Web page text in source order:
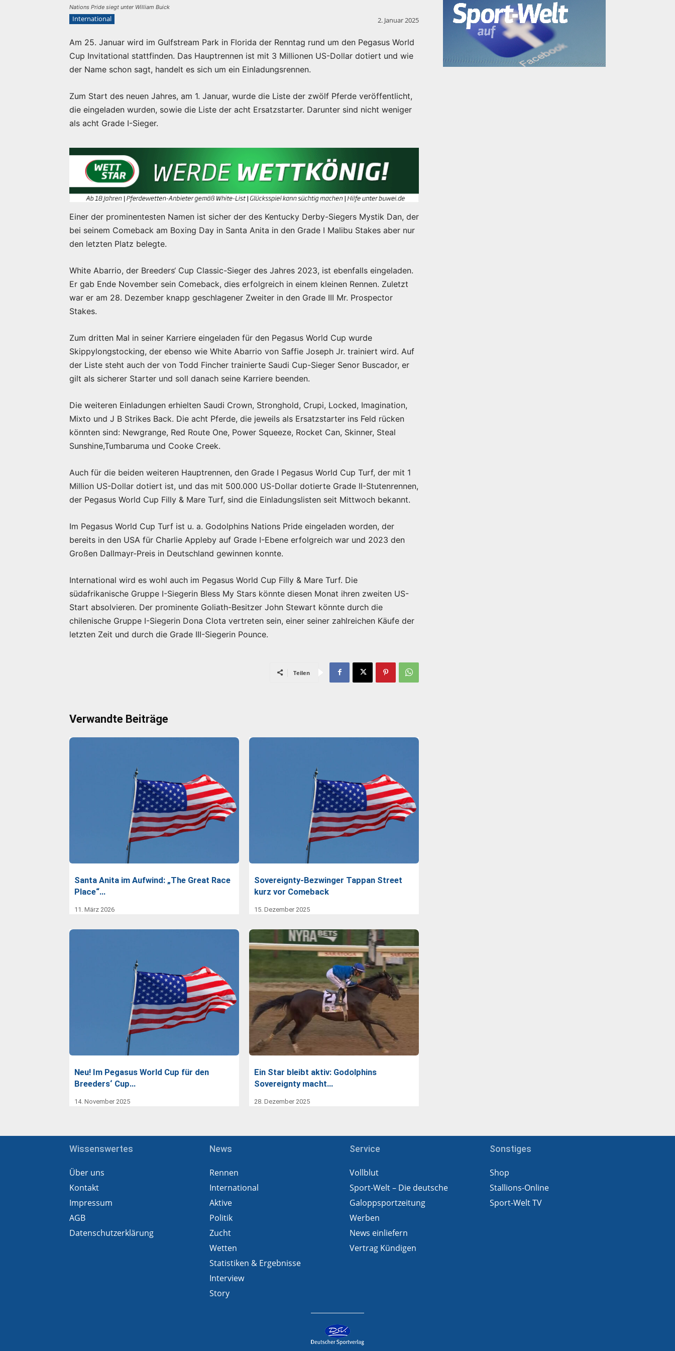
Nations Pride siegt unter William Buick
International 2. Januar 2025
Am 25. Januar wird im Gulfstream Park in Florida der Renntag rund um den Pegasus World
Cup Invitational stattfinden. Das Hauptrennen ist mit 3 Millionen US-Dollar dotiert und wie
der Name schon sagt, handelt es sich um ein Einladungsrennen.
Zum Start des neuen Jahres, am 1. Januar, wurde die Liste der zwölf Pferde veröffentlicht,
die eingeladen wurden, sowie die Liste der acht Ersatzstarter. Darunter sind nicht weniger
als acht Grade I-Sieger.
Einer der prominentesten Namen ist sicher der des Kentucky Derby-Siegers Mystik Dan, der
bei seinem Comeback am Boxing Day in Santa Anita in den Grade I Malibu Stakes aber nur
den letzten Platz belegte.
White Abarrio, der Breeders‘ Cup Classic-Sieger des Jahres 2023, ist ebenfalls eingeladen.
Er gab Ende November sein Comeback, dies erfolgreich in einem kleinen Rennen. Zuletzt
war er am 28. Dezember knapp geschlagener Zweiter in den Grade III Mr. Prospector
Stakes.
Zum dritten Mal in seiner Karriere eingeladen für den Pegasus World Cup wurde
Skippylongstocking, der ebenso wie White Abarrio von Saffie Joseph Jr. trainiert wird. Auf
der Liste steht auch der von Todd Fincher trainierte Saudi Cup-Sieger Senor Buscador, er
gilt als sicherer Starter und soll danach seine Karriere beenden.
Die weiteren Einladungen erhielten Saudi Crown, Stronghold, Crupi, Locked, Imagination,
Mixto und J B Strikes Back. Die acht Pferde, die jeweils als Ersatzstarter ins Feld rücken
könnten sind: Newgrange, Red Route One, Power Squeeze, Rocket Can, Skinner, Steal
Sunshine,Tumbaruma und Cooke Creek.
Auch für die beiden weiteren Hauptrennen, den Grade I Pegasus World Cup Turf, der mit 1
Million US-Dollar dotiert ist, und das mit 500.000 US-Dollar dotierte Grade II-Stutenrennen,
der Pegasus World Cup Filly & Mare Turf, sind die Einladungslisten seit Mittwoch bekannt.
Im Pegasus World Cup Turf ist u. a. Godolphins Nations Pride eingeladen worden, der
bereits in den USA für Charlie Appleby auf Grade I-Ebene erfolgreich war und 2023 den
Großen Dallmayr-Preis in Deutschland gewinnen konnte.
International wird es wohl auch im Pegasus World Cup Filly & Mare Turf. Die
südafrikanische Gruppe I-Siegerin Bless My Stars könnte diesen Monat ihren zweiten US-
Start absolvieren. Der prominente Goliath-Besitzer John Stewart könnte durch die
chilenische Gruppe I-Siegerin Dona Clota vertreten sein, einer seiner zahlreichen Käufe der
letzten Zeit und durch die Grade III-Siegerin Pounce.
Teilen
Verwandte Beiträge
Santa Anita im Aufwind: „The Great Race
Place“…
11. März 2026
Sovereignty-Bezwinger Tappan Street
kurz vor Comeback
15. Dezember 2025
Neu! Im Pegasus World Cup für den
Breeders‘ Cup…
14. November 2025
Ein Star bleibt aktiv: Godolphins
Sovereignty macht…
28. Dezember 2025
Wissenswertes
Über uns
Kontakt
Impressum
AGB
Datenschutzerklärung
News
Rennen
International
Aktive
Politik
Zucht
Wetten
Statistiken & Ergebnisse
Interview
Story
Service
Vollblut
Sport-Welt – Die deutsche
Galoppsportzeitung
Werben
News einliefern
Vertrag Kündigen
Sonstiges
Shop
Stallions-Online
Sport-Welt TV